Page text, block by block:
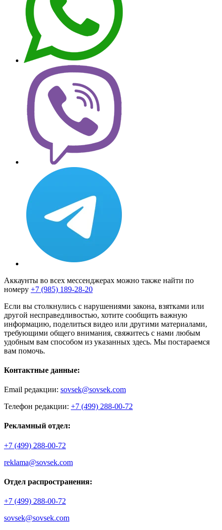
Аккаунты во всех мессенджерах можно также найти по
номеру +7 (985) 189-28-20
Если вы столкнулись с нарушениями закона, взятками или
другой несправедливостью, хотите сообщить важную
информацию, поделиться видео или другими материалами,
требующими общего внимания, свяжитесь с нами любым
удобным вам способом из указанных здесь. Мы постараемся
вам помочь.
Контактные данные:
Email редакции: sovsek@sovsek.com
Телефон редакции: +7 (499) 288-00-72
Рекламный отдел:
+7 (499) 288-00-72
reklama@sovsek.com
Отдел распространения:
+7 (499) 288-00-72
sovsek@sovsek.com